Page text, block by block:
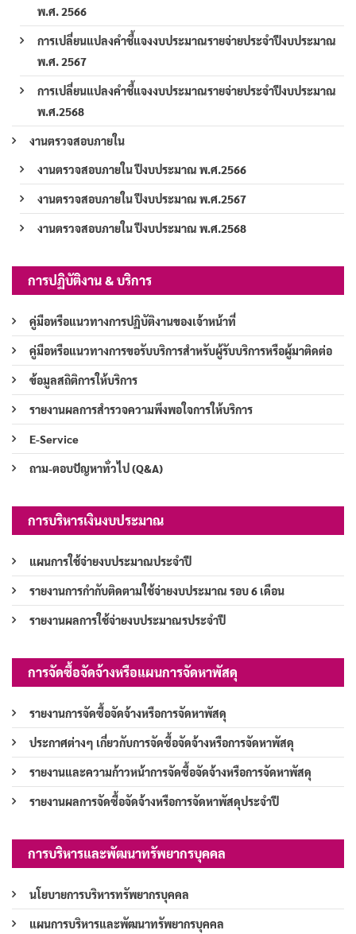
พ.ศ. 2566
การเปลี่ยนแปลงคำชี้แจงงบประมาณรายจ่ายประจำปีงบประมาณ
พ.ศ. 2567
การเปลี่ยนแปลงคำชี้แจงงบประมาณรายจ่ายประจำปีงบประมาณ
พ.ศ.2568
งานตรวจสอบภายใน
งานตรวจสอบภายใน ปีงบประมาณ พ.ศ.2566
งานตรวจสอบภายใน ปีงบประมาณ พ.ศ.2567
งานตรวจสอบภายใน ปีงบประมาณ พ.ศ.2568
การปฏิบัติงาน & บริการ
คู่มือหรือแนวทางการปฏิบัติงานของเจ้าหน้าที่
คู่มือหรือแนวทางการขอรับบริการสำหรับผู้รับบริการหรือผู้มาติดต่อ
ข้อมูลสถิติการให้บริการ
รายงานผลการสำรวจความพึงพอใจการให้บริการ
E-Service
ถาม-ตอบปัญหาทั่วไป (Q&A)
การบริหารเงินงบประมาณ
แผนการใช้จ่ายงบประมาณประจำปี
รายงานการกำกับติดตามใช้จ่ายงบประมาณ รอบ 6 เดือน
รายงานผลการใช้จ่ายงบประมาณรประจำปี
การจัดซื้อจัดจ้างหรือแผนการจัดหาพัสดุ
รายงานการจัดซื้อจัดจ้างหรือการจัดหาพัสดุ
ประกาศต่างๆ เกี่ยวกับการจัดซื้อจัดจ้างหรือการจัดหาพัสดุ
รายงานและความก้าวหน้าการจัดซื้อจัดจ้างหรือการจัดหาพัสดุ
รายงานผลการจัดซื้อจัดจ้างหรือการจัดหาพัสดุประจำปี
การบริหารและพัฒนาทรัพยากรบุคคล
นโยบายการบริหารทรัพยากรบุคคล
แผนการบริหารและพัฒนาทรัพยากรบุคคล